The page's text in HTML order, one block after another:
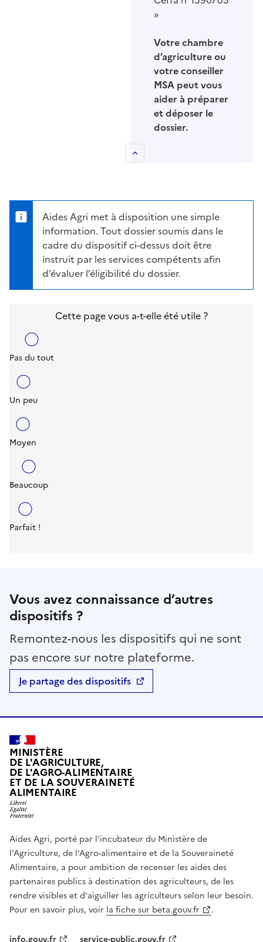
»
Votre chambre
d’agriculture ou
votre conseiller
MSA peut vous
aider à préparer
et déposer le
dossier.
Aides Agri met à disposition une simple
information. Tout dossier soumis dans le
cadre du dispositif ci-dessus doit être
instruit par les services compétents afin
d’évaluer l’éligibilité du dossier.
Cette page vous a-t-elle été utile ?
Pas du tout
Un peu
Moyen
Beaucoup
Parfait !
Vous avez connaissance d’autres
dispositifs ?
Remontez-nous les dispositifs qui ne sont
pas encore sur notre plateforme.
Je partage des dispositifs
MINISTÈRE
DE L'AGRICULTURE,
DE L'AGRO-ALIMENTAIRE
ET DE LA SOUVERAINETÉ
ALIMENTAIRE
Aides Agri, porté par l’incubateur du Ministère de
l’Agriculture, de l’Agro-alimentaire et de la Souveraineté
Alimentaire, a pour ambition de recenser les aides des
partenaires publics à destination des agriculteurs, de les
rendre visibles et d'aiguiller les agriculteurs selon leur besoin.
Pour en savoir plus, voir la fiche sur beta.gouv.fr .